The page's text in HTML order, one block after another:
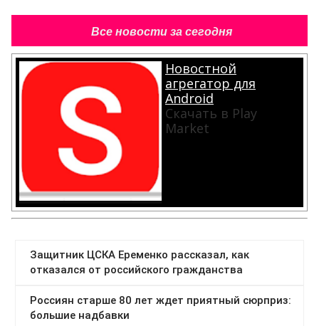
Все новости за сегодня
Новостной
агрегатор для
Android
Скачать в Play
Market